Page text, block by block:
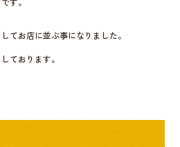
てお店に並ぶ事になりました。
ております。